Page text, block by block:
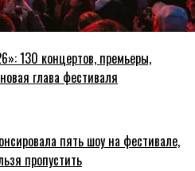
130 концертов, премьеры,
глава фестиваля
пять шоу на фестивале,
пропустить